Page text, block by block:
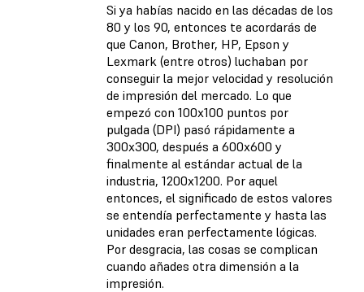
Si ya habías nacido en las décadas de los
80 y los 90, entonces te acordarás de
que Canon, Brother, HP, Epson y
Lexmark (entre otros) luchaban por
conseguir la mejor velocidad y resolución
de impresión del mercado. Lo que
empezó con 100x100 puntos por
pulgada (DPI) pasó rápidamente a
300x300, después a 600x600 y
finalmente al estándar actual de la
industria, 1200x1200. Por aquel
entonces, el significado de estos valores
se entendía perfectamente y hasta las
unidades eran perfectamente lógicas.
Por desgracia, las cosas se complican
cuando añades otra dimensión a la
impresión.